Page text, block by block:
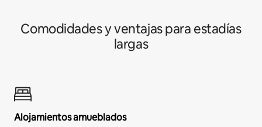
Comodidades y ventajas para estadías
largas
Alojamientos amueblados